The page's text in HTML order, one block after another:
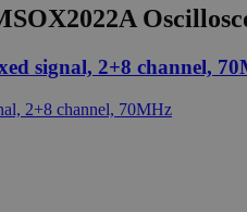
signal, 2+8 channel,